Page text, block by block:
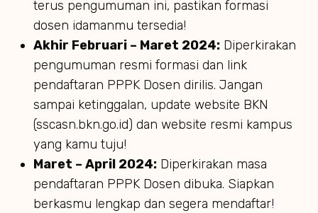
terus pengumuman ini, pastikan formasi
dosen idamanmu tersedia!
Akhir Februari – Maret 2024: Diperkirakan
pengumuman resmi formasi dan link
pendaftaran PPPK Dosen dirilis. Jangan
sampai ketinggalan, update website BKN
(sscasn.bkn.go.id) dan website resmi kampus
yang kamu tuju!
Maret – April 2024: Diperkirakan masa
pendaftaran PPPK Dosen dibuka. Siapkan
berkasmu lengkap dan segera mendaftar!